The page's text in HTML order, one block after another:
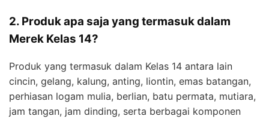
2. Produk apa saja yang termasuk dalam
Merek Kelas 14?
Produk yang termasuk dalam Kelas 14 antara lain
cincin, gelang, kalung, anting, liontin, emas batangan,
perhiasan logam mulia, berlian, batu permata, mutiara,
jam tangan, jam dinding, serta berbagai komponen